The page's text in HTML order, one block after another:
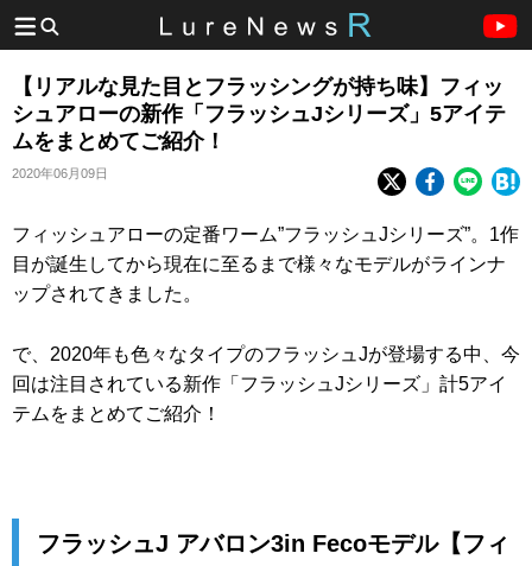
【リアルな見た目とフラッシングが持ち味】フィッ
シュアローの新作「フラッシュJシリーズ」5アイテ
ムをまとめてご紹介！
2020年06月09日
フィッシュアローの定番ワーム”フラッシュJシリーズ”。1作
目が誕生してから現在に至るまで様々なモデルがラインナ
ップされてきました。
で、2020年も色々なタイプのフラッシュJが登場する中、今
回は注目されている新作「フラッシュJシリーズ」計5アイ
テムをまとめてご紹介！
フラッシュJ アバロン3in Fecoモデル【フィ